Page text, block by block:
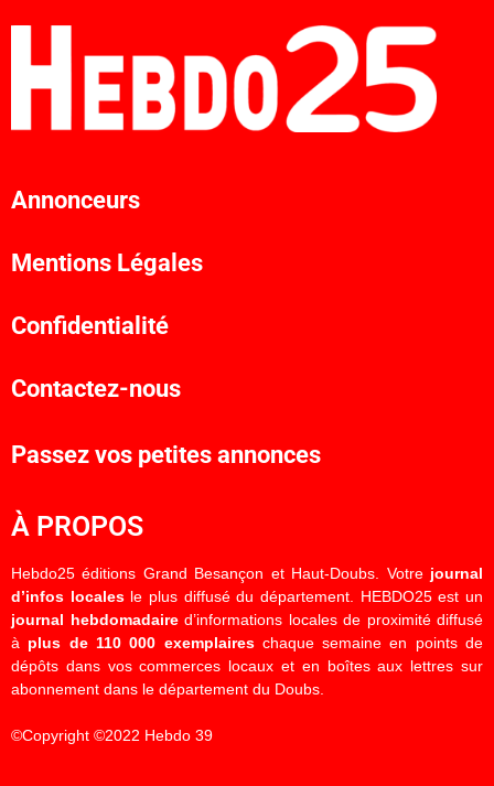
Annonceurs
Mentions Légales
Confidentialité
Contactez-nous
Passez vos petites annonces
À PROPOS
Hebdo25 éditions Grand Besançon et Haut-Doubs. Votre journal
d’infos localesle plus diffusé du département. HEBDO25 est un
journal hebdomadaired’informations locales de proximité diffusé
à plus de 110 000 exemplaireschaque semaine en points de
dépôts dans vos commerces locaux et en boîtes aux lettres sur
abonnement dans le département du Doubs.
©Copyright ©2022 Hebdo 39